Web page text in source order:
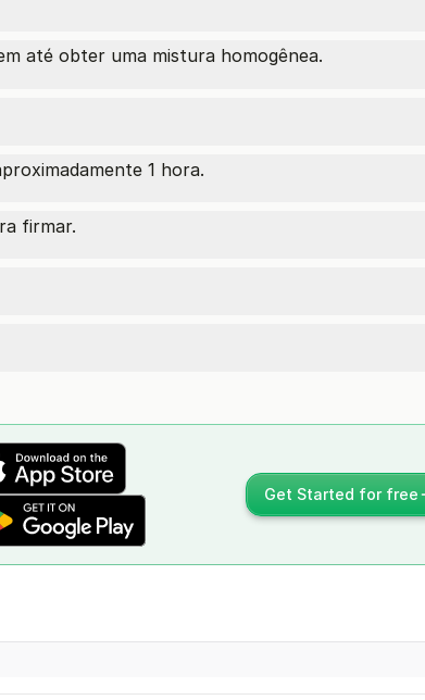
até obter uma mistura homogênea.
1 hora.
firmar.
Get Started for free